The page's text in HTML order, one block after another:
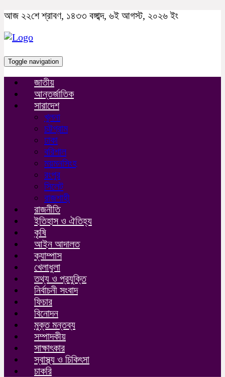
আজ ২২শে শ্রাবণ, ১৪৩৩ বঙ্গাব্দ, ৬ই আগস্ট, ২০২৬ ইং
Toggle navigation
জাতীয়
আন্তর্জাতিক
সারাদেশ
খুলনা
চট্টগ্রাম
ঢাকা
বরিশাল
ময়মনসিংহ
রংপুর
সিলেট
রাজশাহী
রাজনীতি
ইতিহাস ও ঐতিহ্য
কৃষি
আইন আদালত
ক্যাম্পাস
খেলাধুলা
তথ্য ও প্রযুক্তি
নির্বাচনী সংবাদ
ফিচার
বিনোদন
মুক্ত মন্তব্য
সম্পাদকীয়
সাক্ষাৎকার
স্বাস্থ্য ও চিকিৎসা
চাকরি